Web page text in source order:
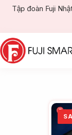
Tập đoàn Fuji